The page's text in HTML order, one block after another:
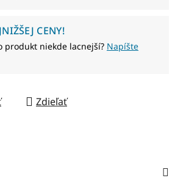
CENY!
produkt niekde lacnejší? Napíšte
Zdieľať